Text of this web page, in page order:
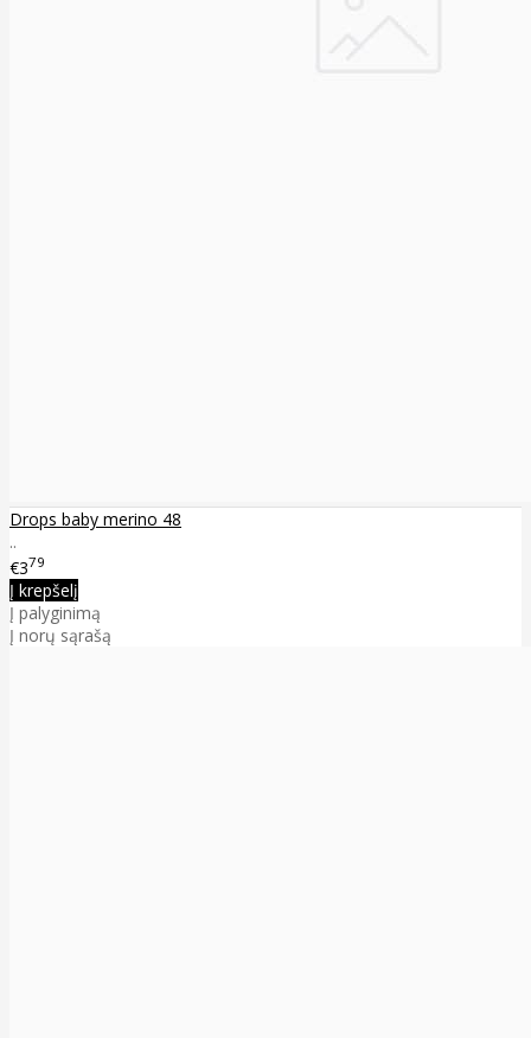
Drops baby merino 48
..
€379
Į krepšelį
Į palyginimą
Į norų sąrašą